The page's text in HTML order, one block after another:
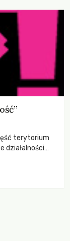
terytorium
działalności
Reportaż